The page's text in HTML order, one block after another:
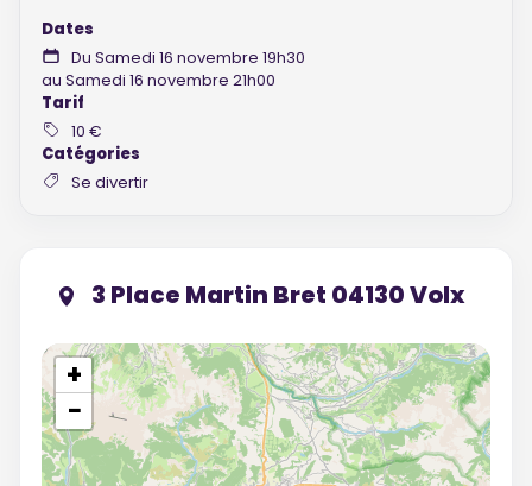
Dates
Du Samedi 16 novembre 19h30
au Samedi 16 novembre 21h00
Tarif
10 €
Catégories
Se divertir
3 Place Martin Bret 04130 Volx
+
−